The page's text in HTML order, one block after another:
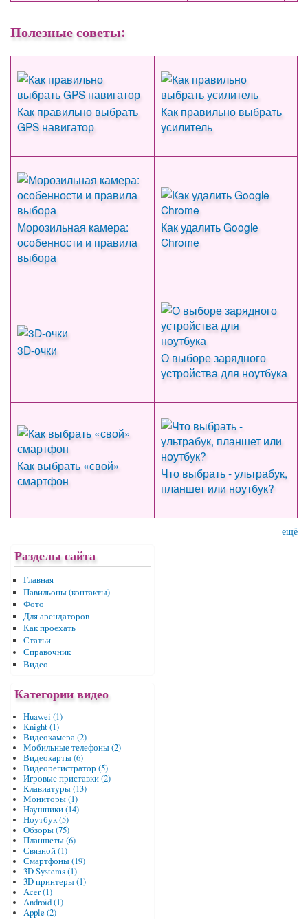
Полезные советы:
Как правильно выбрать
GPS навигатор
Как правильно выбрать
усилитель
Морозильная камера:
особенности и правила
выбора
Как удалить Google
Chrome
3D-очки
О выборе зарядного
устройства для ноутбука
Как выбрать «свой»
смартфон
Что выбрать - ультрабук,
планшет или ноутбук?
ещё
Разделы сайта
Главная
Павильоны (контакты)
Фото
Для арендаторов
Как проехать
Статьи
Справочник
Видео
Категории видео
Huawei (1)
Knight (1)
Видеокамера (2)
Мобильные телефоны (2)
Видеокарты (6)
Видеорегистратор (5)
Игровые приставки (2)
Клавиатуры (13)
Мониторы (1)
Наушники (14)
Ноутбук (5)
Обзоры (75)
Планшеты (6)
Связной (1)
Смартфоны (19)
3D Systems (1)
3D принтеры (1)
Acer (1)
Android (1)
Apple (2)